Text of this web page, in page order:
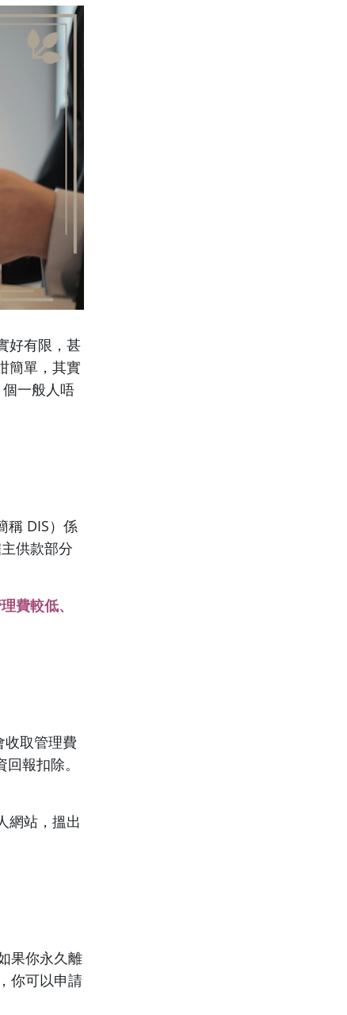
好有限，甚
簡單，其實
一般人唔
稱 DIS）係
供款部分
費較低、
收取管理費
報扣除。
網站，搵出
果你永久離
你可以申請